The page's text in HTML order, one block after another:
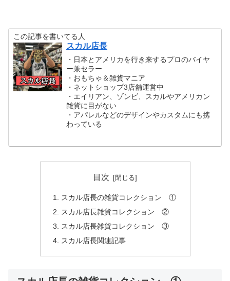
この記事を書いてる人
スカル店長
・日本とアメリカを行き来するプロのバイヤ
ー兼セラー
・おもちゃ＆雑貨マニア
・ネットショップ3店舗運営中
・エイリアン、ゾンビ、スカルやアメリカン
雑貨に目がない
・アパレルなどのデザインやカスタムにも携
わっている
目次
スカル店長の雑貨コレクション ①
スカル店長雑貨コレクション ②
スカル店長雑貨コレクション ③
スカル店長関連記事